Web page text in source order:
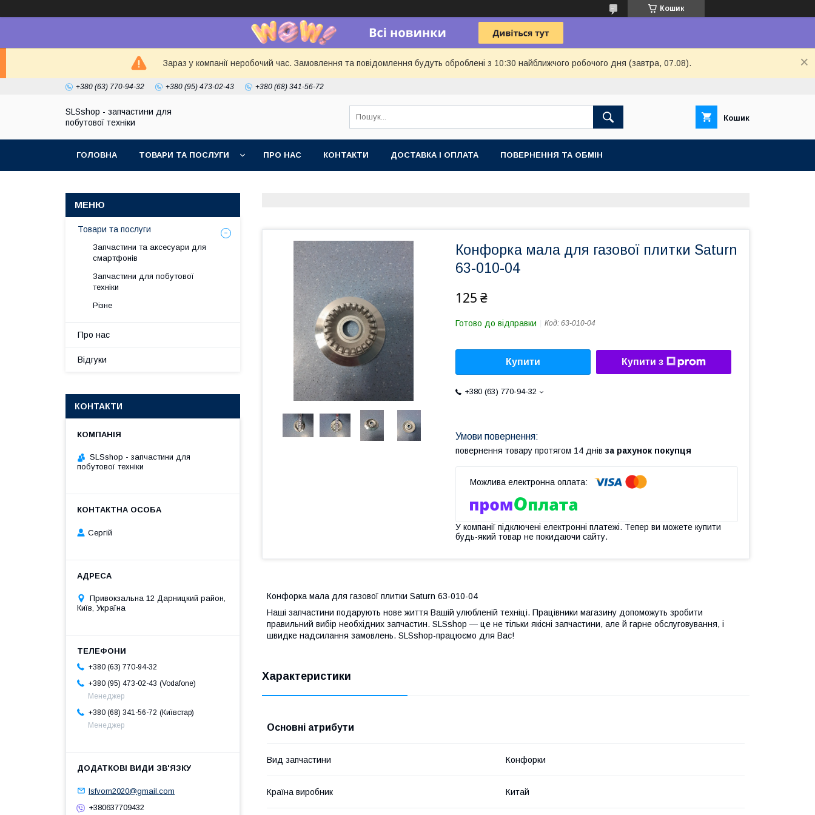
Кошик
Зараз у компанії неробочий час. Замовлення та повідомлення будуть оброблені з 10:30 найближчого робочого дня (завтра, 07.08).
+380 (63) 770-94-32 +380 (95) 473-02-43 +380 (68) 341-56-72
SLSshop - запчастини для
побутової техніки
Кошик
ГОЛОВНА ТОВАРИ ТА ПОСЛУГИ ПРО НАС КОНТАКТИ ДОСТАВКА І ОПЛАТА ПОВЕРНЕННЯ ТА ОБМІН
Конфорка мала для газової плитки Saturn
63-010-04
125 ₴
Готово до відправки Код: 63-010-04
Купити Купити з
+380 (63) 770-94-32
повернення товару протягом 14 днів за рахунок покупця
У компанії підключені електронні платежі. Тепер ви можете купити
будь-який товар не покидаючи сайту.
Конфорка мала для газової плитки Saturn 63-010-04
Наші запчастини подарують нове життя Вашій улюбленій техніці. Працівники магазину допоможуть зробити
правильний вибір необхідних запчастин. SLSshop — це не тільки якісні запчастини, але й гарне обслуговування, і
швидке надсилання замовлень. SLSshop-працюємо для Вас!
Характеристики
Основні атрибути
Вид запчастини Конфорки
Країна виробник Китай
Товари та послуги
Запчастини та аксесуари для
смартфонів
Запчастини для побутової
техніки
Різне
Про нас
Відгуки
КОНТАКТИ
SLSshop - запчастини для
побутової техніки
Сергій
Привокзальна 12 Дарницкий район,
Київ, Україна
+380 (63) 770-94-32
+380 (95) 473-02-43
Vodafone
Менеджер
+380 (68) 341-56-72
Київстар
Менеджер
lsfvom2020@gmail.com
+380637709432